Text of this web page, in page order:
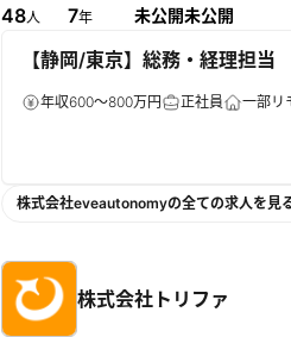
48人 7年
未公開未公開
【静岡/東京】総務・経理担当
年収600～800万円 正社員 一部リ
株式会社eveautonomyの全ての求人を見
株式会社トリファ